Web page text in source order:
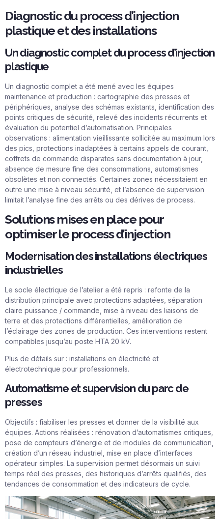
Diagnostic du process d’injection
plastique et des installations
Un diagnostic complet du process d’injection
plastique
Un diagnostic complet a été mené avec les équipes
maintenance et production : cartographie des presses et
périphériques, analyse des schémas existants, identification des
points critiques de sécurité, relevé des incidents récurrents et
évaluation du potentiel d’automatisation. Principales
observations : alimentation vieillissante sollicitée au maximum lors
des pics, protections inadaptées à certains appels de courant,
coffrets de commande disparates sans documentation à jour,
absence de mesure fine des consommations, automatismes
obsolètes et non connectés. Certaines zones nécessitaient en
outre une mise à niveau sécurité, et l’absence de supervision
limitait l’analyse fine des arrêts ou des dérives de process.
Solutions mises en place pour
optimiser le process d’injection
Modernisation des installations électriques
industrielles
Le socle électrique de l’atelier a été repris : refonte de la
distribution principale avec protections adaptées, séparation
claire puissance / commande, mise à niveau des liaisons de
terre et des protections différentielles, amélioration de
l’éclairage des zones de production. Ces interventions restent
compatibles jusqu’au poste HTA 20 kV.
Plus de détails sur : installations en électricité et
électrotechnique pour professionnels.
Automatisme et supervision du parc de
presses
Objectifs : fiabiliser les presses et donner de la visibilité aux
équipes. Actions réalisées : rénovation d’automatismes critiques,
pose de compteurs d’énergie et de modules de communication,
création d’un réseau industriel, mise en place d’interfaces
opérateur simples. La supervision permet désormais un suivi
temps réel des presses, des historiques d’arrêts qualifiés, des
tendances de consommation et des indicateurs de cycle.